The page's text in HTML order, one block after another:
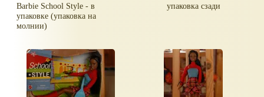
Barbie School Style - в
упаковке (упаковка на
молнии)
упаковка сзади